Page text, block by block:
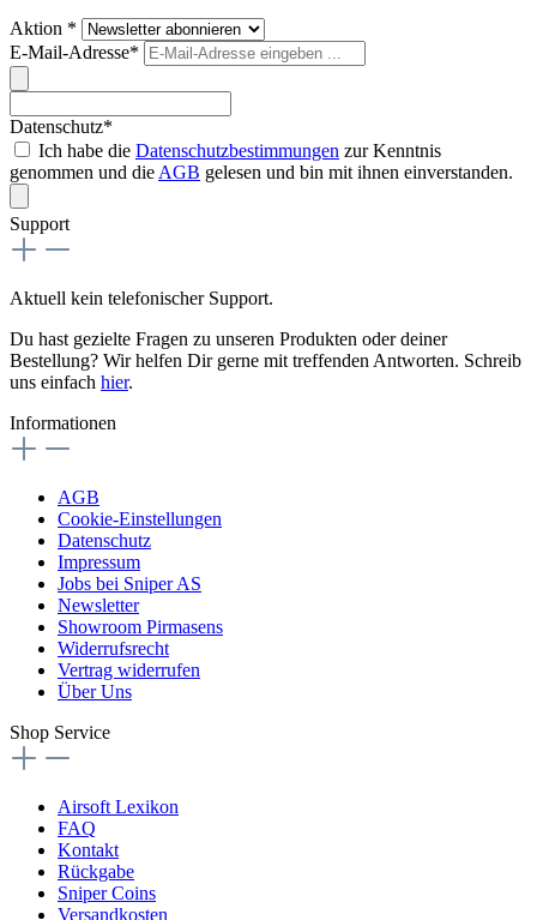
Aktion *
E-Mail-Adresse*
Datenschutz*
Ich habe die Datenschutzbestimmungen zur Kenntnis
genommen und die AGB gelesen und bin mit ihnen einverstanden.
Support
Aktuell kein telefonischer Support.
Du hast gezielte Fragen zu unseren Produkten oder deiner
Bestellung? Wir helfen Dir gerne mit treffenden Antworten. Schreib
uns einfach hier.
Informationen
AGB
Cookie-Einstellungen
Datenschutz
Impressum
Jobs bei Sniper AS
Newsletter
Showroom Pirmasens
Widerrufsrecht
Vertrag widerrufen
Über Uns
Shop Service
Airsoft Lexikon
FAQ
Kontakt
Rückgabe
Sniper Coins
Versandkosten